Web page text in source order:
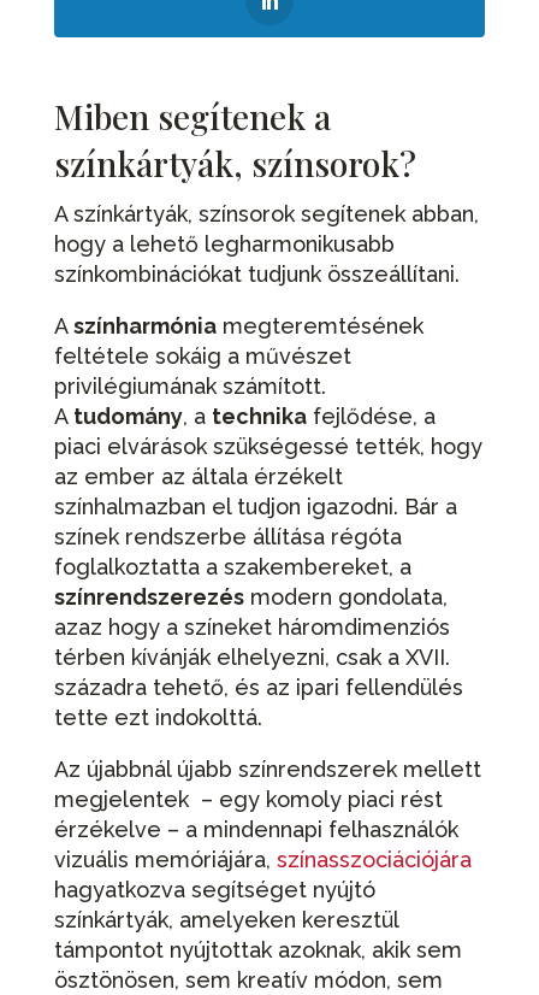
Miben segítenek a
színkártyák, színsorok?
A színkártyák, színsorok segítenek abban,
hogy a lehető legharmonikusabb
színkombinációkat tudjunk összeállítani.
Aszínharmóniamegteremtésének
feltétele sokáig a művészet
privilégiumának számított.
A tudomány, a technikafejlődése, a
piaci elvárások szükségessé tették, hogy
az ember az általa érzékelt
színhalmazban el tudjon igazodni. Bár a
színek rendszerbe állítása régóta
foglalkoztatta a szakembereket, a
színrendszerezésmodern gondolata,
azaz hogy a színeket háromdimenziós
térben kívánják elhelyezni, csak a XVII.
századra tehető, és az ipari fellendülés
tette ezt indokolttá.
Az újabbnál újabb színrendszerek mellett
megjelentek – egy komoly piaci rést
érzékelve – a mindennapi felhasználók
vizuális memóriájára, színasszociációjára
hagyatkozva segítséget nyújtó
színkártyák, amelyeken keresztül
támpontot nyújtottak azoknak, akik sem
ösztönösen, sem kreatív módon, sem